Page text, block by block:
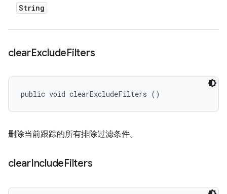
String
clearExcludeFilters
public void clearExcludeFilters ()
删除当前跟踪的所有排除过滤条件。
clearIncludeFilters